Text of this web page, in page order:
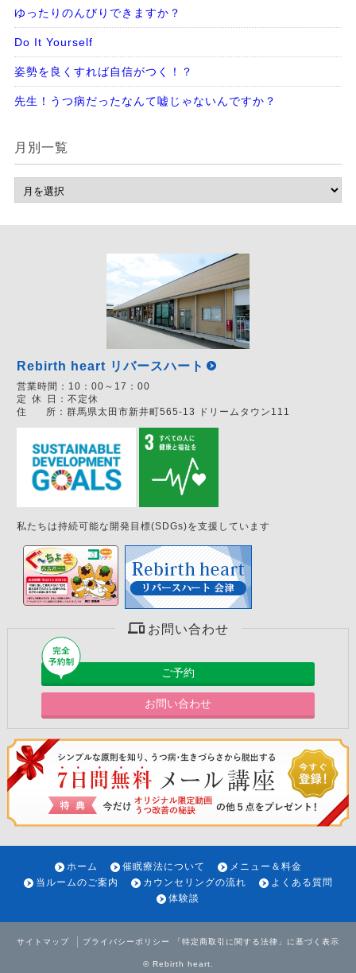
ゆったりのんびりできますか？
Do It Yourself
姿勢を良くすれば自信がつく！？
先生！うつ病だったなんて嘘じゃないんですか？
月別一覧
Rebirth heart リバースハート
営業時間： 10：00～17：00
定 休 日： 不定休
住
所： 群馬県太田市新井町565-13 ドリームタウン111
私たちは持続可能な開発目標(SDGs)を支援しています
お問い合わせ
ご予約
お問い合わせ
ホーム 催眠療法について
メニュー＆料金
当ルームのご案内
カウンセリングの流れ
よくある質問
体験談
サイトマップ プライバシーポリシー 「特定商取引に関する法律」に基づく表示
© Rebirth heart